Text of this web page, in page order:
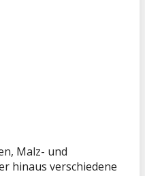
Malz- und
hinaus verschiedene